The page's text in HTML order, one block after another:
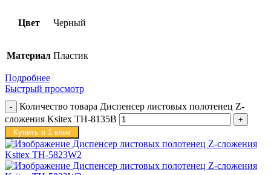
Цвет Черный
Материал Пластик
Подробнее
Быстрый просмотр
Количество товара Диспенсер листовых полотенец Z-
сложения Ksitex TH-8135B
Купить в 1 клик